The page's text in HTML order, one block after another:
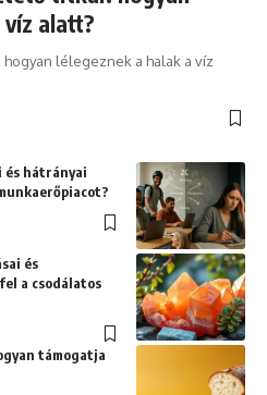
víz alatt?
lélegeznek a halak a víz
és hátrányai
és
a csodálatos
támogatja